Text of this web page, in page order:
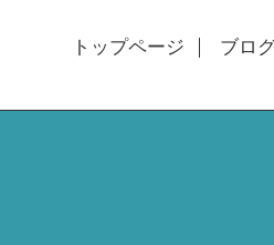
トップページ ブロ